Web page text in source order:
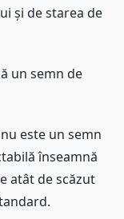
și de starea de
un semn de
este un semn
înseamnă
atât de scăzut